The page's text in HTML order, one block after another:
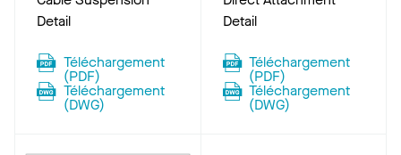
Detail
Téléchargement
(PDF)
Téléchargement
(DWG)
Detail
Téléchargement
(PDF)
Téléchargement
(DWG)